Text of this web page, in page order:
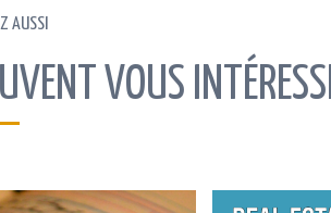
Nos types de bien